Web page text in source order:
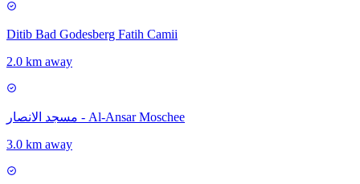
Ditib Bad Godesberg Fatih Camii
2.0 km away
مسجد الانصار - Al-Ansar Moschee
3.0 km away